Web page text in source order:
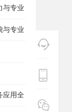
与专业
与专业
应用全